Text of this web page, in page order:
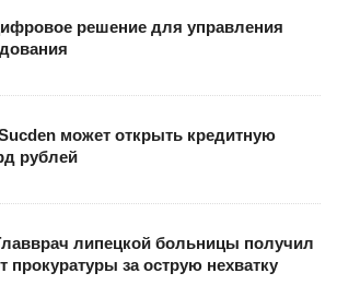
решение для управления
может открыть кредитную
рублей
липецкой больницы получил
прокуратуры за острую нехватку